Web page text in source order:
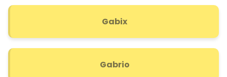
Gabix
Gabrio